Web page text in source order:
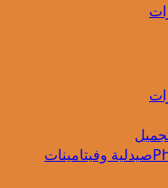
صيدلية وفيتامينات